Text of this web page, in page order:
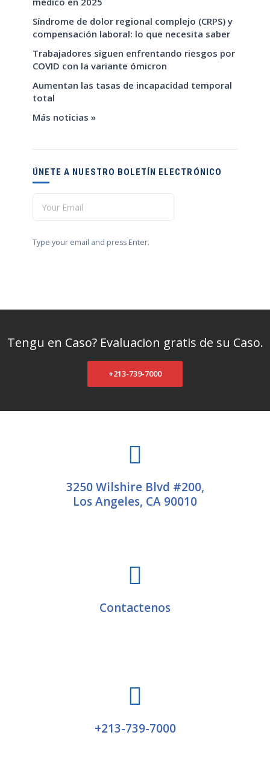
Síndrome de dolor regional complejo (CRPS) y
compensación laboral: lo que necesita saber
Trabajadores siguen enfrentando riesgos por
COVID con la variante ómicron
Aumentan las tasas de incapacidad temporal
total
Más noticias »
ÚNETE A NUESTRO BOLETÍN ELECTRÓNICO
Type your email and press Enter.
Tengu en Caso? Evaluacion gratis de su Caso.
+213-739-7000
3250 Wilshire Blvd #200,
Los Angeles, CA 90010
Contactenos
+213-739-7000